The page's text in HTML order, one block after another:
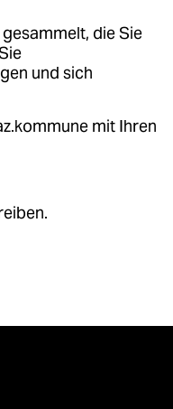
die Sie
und sich
mit Ihren